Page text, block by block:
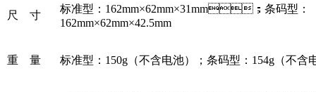
尺 寸
标准型：162mm×62mm×31mm；条码型：
162mm×62mm×42.5mm
重 量 标准型：150g（不含电池）；条码型：154g（不